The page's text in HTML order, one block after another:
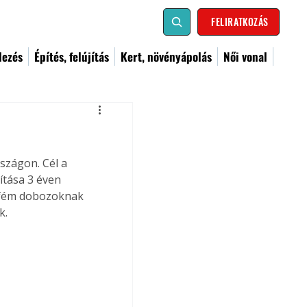
FELIRATKOZÁS
Építés, felújítás Kert, növényápolás Női vonal
Cél a
3 éven
dobozoknak